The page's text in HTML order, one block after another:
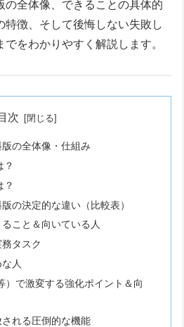
の全体像、できることの具体的
特徴、そして後悔しない失敗し
をわかりやすく解説します。
次
の全体像・仕組み
？
？
の決定的な違い（比較表）
こと＆向いている人
タスク
人
）で激変する強化ポイント＆向
れる圧倒的な機能